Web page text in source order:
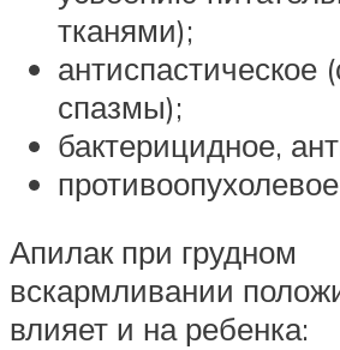
тканями);
антиспастическое
спазмы);
бактерицидное,
Апилак при грудном
вскармливании
влияет и на ребенка: